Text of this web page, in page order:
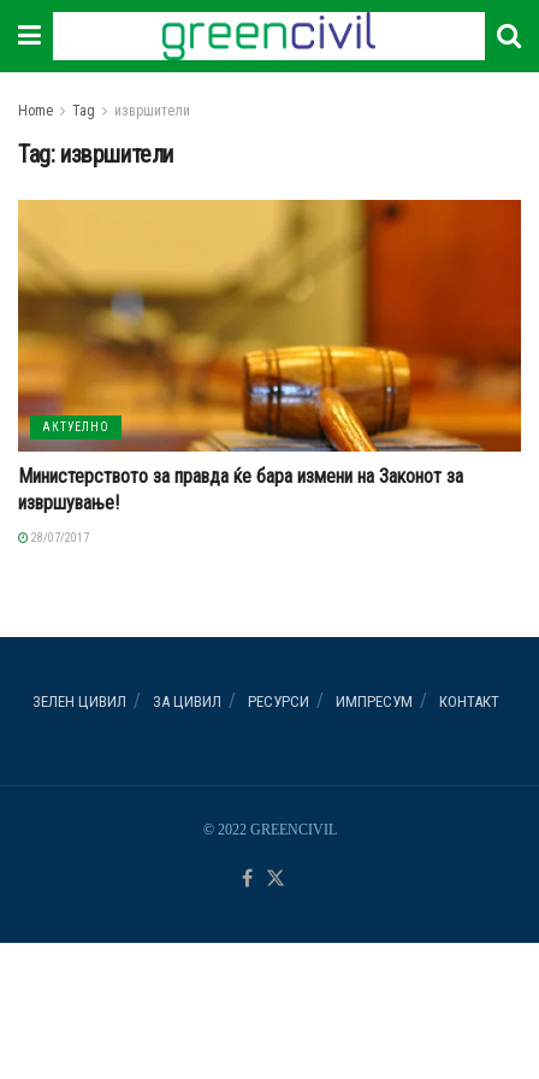
Home Tag извршители
Tag: извршители
АКТУЕЛНО
Министерството за правда ќе бара измени на Законот за
извршување!
28/07/2017
ЗЕЛЕН ЦИВИЛ ЗА ЦИВИЛ РЕСУРСИ ИМПРЕСУМ КОНТАКТ
© 2022 GREENCIVIL